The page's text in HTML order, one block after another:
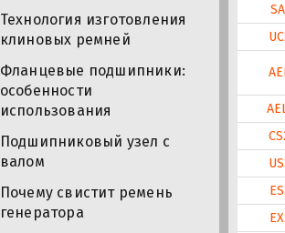
Технология изготовления
клиновых ремней
Фланцевые подшипники:
особенности
использования
Подшипниковый узел с
валом
Почему свистит ремень
генератора